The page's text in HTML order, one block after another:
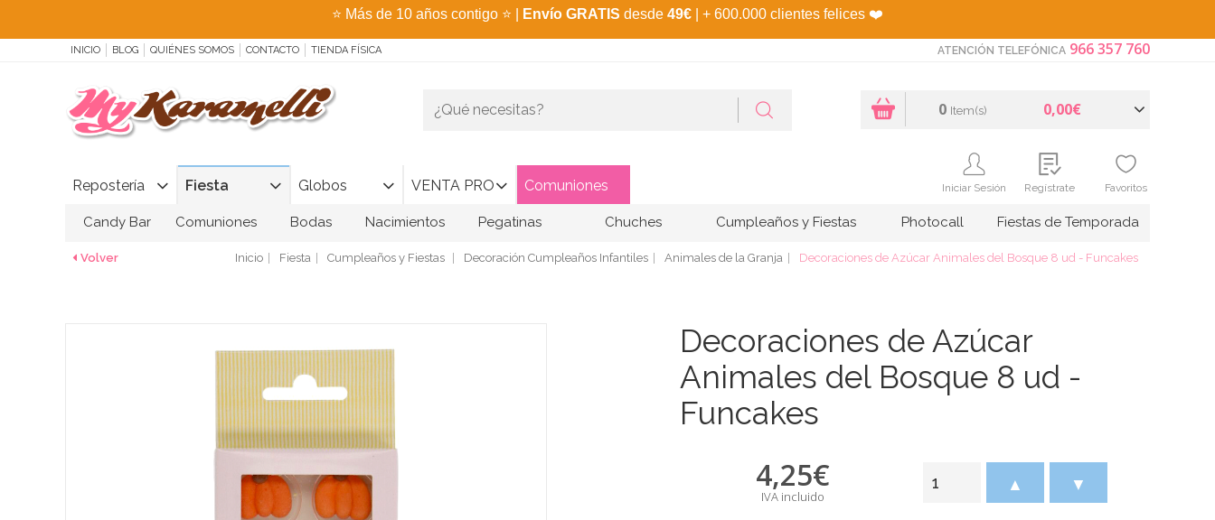
⭐ Más de 10 años contigo ⭐ Envío GRATIS desde 49€ | + 600.000 clientes felices ❤️
INICIO BLOG QUIÉNES SOMOS CONTACTO TIENDA FÍSICA ATENCIÓN TELEFÓNICA 966 357 760
Repostería Fiesta Globos VENTA PRO Comuniones
0 Item(s) 0,00€
Iniciar Sesión Regístrate Favoritos
Candy Bar Comuniones Bodas Nacimientos Pegatinas Chuches Cumpleaños y Fiestas Photocall Fiestas de Temporada
Volver Inicio Fiesta Cumpleaños y Fiestas Decoración Cumpleaños Infantiles Animales de la Granja Decoraciones de Azúcar Animales del Bosque 8 ud - Funcakes
Decoraciones de Azúcar
Animales del Bosque 8 ud -
Funcakes
4,25€
IVA incluido
▲ ▼